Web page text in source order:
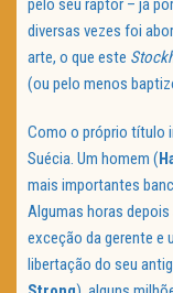
pelo seu raptor – já por
diversas vezes foi
arte, o que este
(ou pelo menos
Como o próprio título
Suécia. Um homem (
mais importantes
Algumas horas
exceção da gerente e
libertação do seu